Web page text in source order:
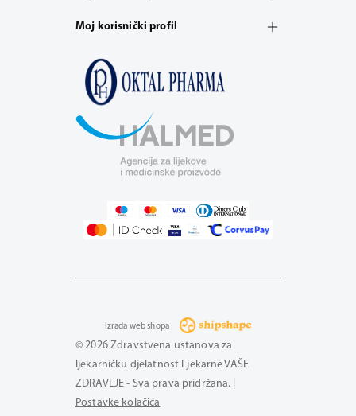
Moj korisnički profil
© 2026 Zdravstvena ustanova za
ljekarničku djelatnost Ljekarne VAŠE
ZDRAVLJE - Sva prava pridržana. |
Postavke kolačića
Izrada web shopa